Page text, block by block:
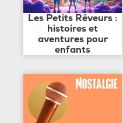
Les Petits Rêveurs :
histoires et
aventures pour
enfants